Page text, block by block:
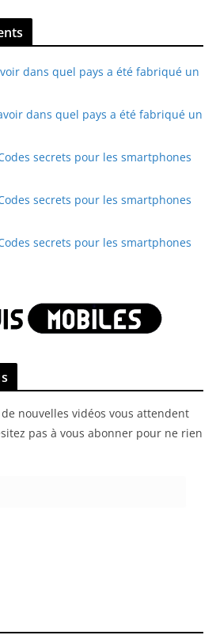
dans quel pays a été fabriqué un
dans quel pays a été fabriqué un
secrets pour les smartphones
secrets pour les smartphones
secrets pour les smartphones
nouvelles vidéos vous attendent
pas à vous abonner pour ne rien